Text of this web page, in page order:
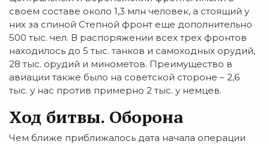
своем составе около 1,3 млн человек, а стоящий у
них за спиной Степной фронт еще дополнительно
500 тыс. чел. В распоряжении всех трех фронтов
находилось до 5 тыс. танков и самоходных орудий,
28 тыс. орудий и минометов. Преимущество в
авиации также было на советской стороне – 2,6
тыс. у нас против примерно 2 тыс. у немцев.
Ход битвы. Оборона
Чем ближе приближалось дата начала операции